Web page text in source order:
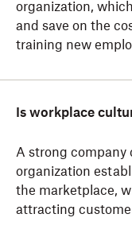
organization,
and save on the
training new
Is workplace
A strong company
organization
the marketplace,
attracting